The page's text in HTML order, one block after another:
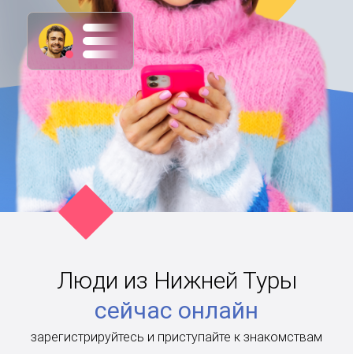
Люди из Нижней Туры
сейчас онлайн
зарегистрируйтесь и приступайте к знакомствам